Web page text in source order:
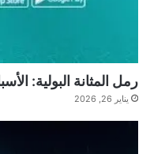
رمل المثانة البولية:
يناير 26, 2026